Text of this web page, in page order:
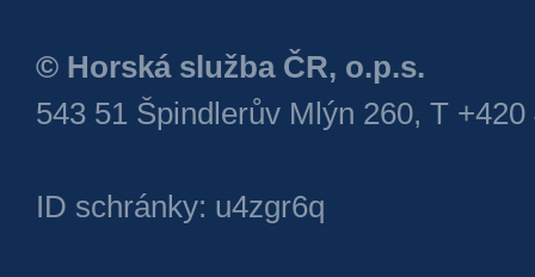
© Horská služba ČR, o.p.s.
543 51 Špindlerův Mlýn 260, T +420
ID schránky: u4zgr6q